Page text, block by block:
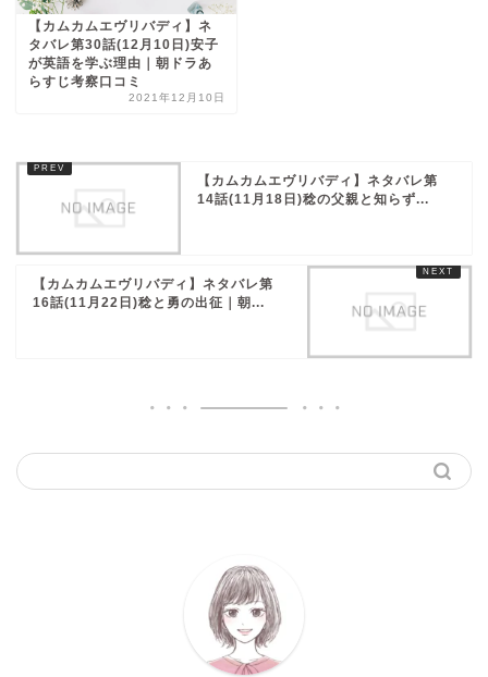
【カムカムエヴリバディ】ネ
タバレ第30話(12月10日)安子
が英語を学ぶ理由｜朝ドラあ
らすじ考察口コミ
2021年12月10日
【カムカムエヴリバディ】ネタバレ第
14話(11月18日)稔の父親と知らず...
【カムカムエヴリバディ】ネタバレ第
16話(11月22日)稔と勇の出征｜朝...